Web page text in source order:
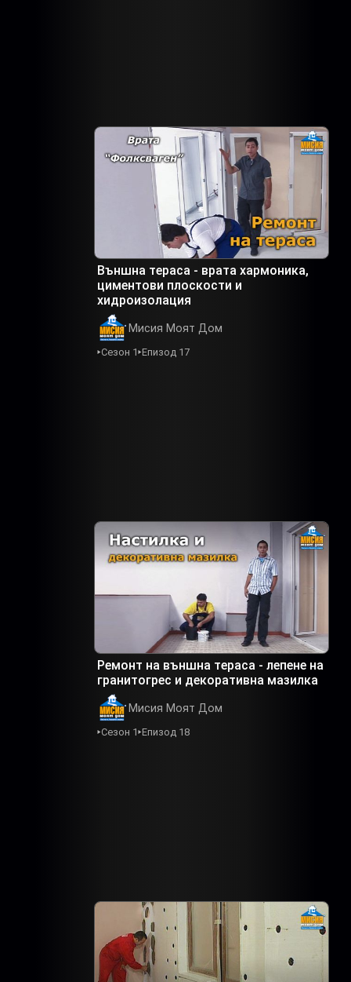
Външна тераса - врата хармоника,
циментови плоскости и
хидроизолация
Мисия Моят Дом
Сезон 1 Епизод 17
Ремонт на външна тераса - лепене на
гранитогрес и декоративна мазилка
Мисия Моят Дом
Сезон 1 Епизод 18